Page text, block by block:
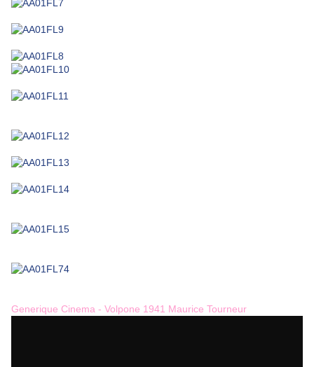
Generique Cinema - Volpone 1941 Maurice Tourneur